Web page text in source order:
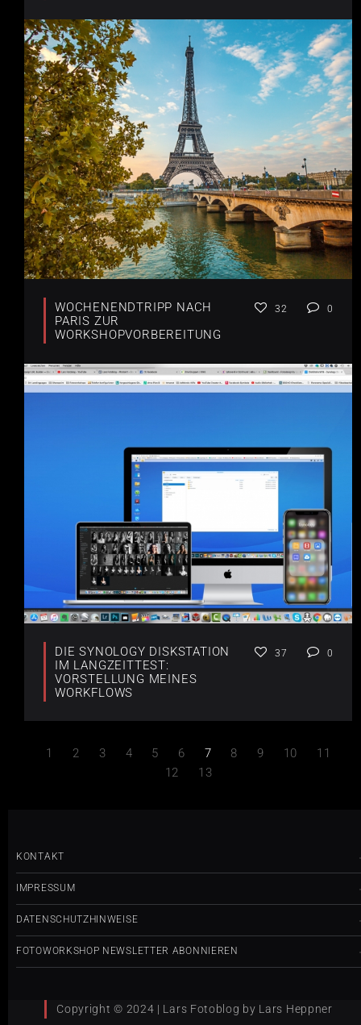
WOCHENENDTRIPP NACH
PARIS ZUR
WORKSHOPVORBEREITUNG
32 0
DIE SYNOLOGY DISKSTATION
IM LANGZEITTEST:
VORSTELLUNG MEINES
WORKFLOWS
37 0
1 2 3 4 5 6 7 8 9 10
11
12
13
KONTAKT
IMPRESSUM
DATENSCHUTZHINWEISE
FOTOWORKSHOP NEWSLETTER ABONNIEREN
Copyright © 2024 | Lars Fotoblog by Lars Heppner